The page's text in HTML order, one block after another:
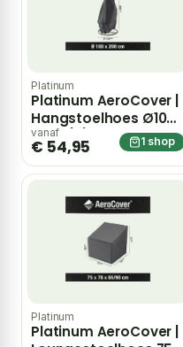
Platinum
Platinum AeroCover |
Hangstoelhoes Ø100
x 200(h) cm
vanaf
€ 54,95 1 shop
Platinum
Platinum AeroCover |